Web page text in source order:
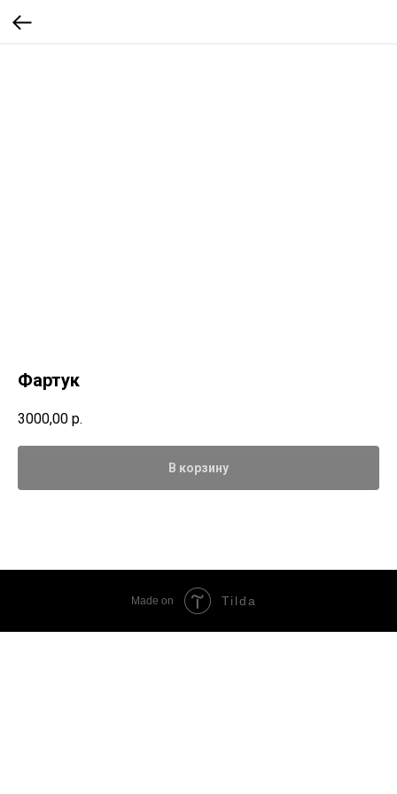
Фартук
3000,00 р.
В корзину
Made on Tilda